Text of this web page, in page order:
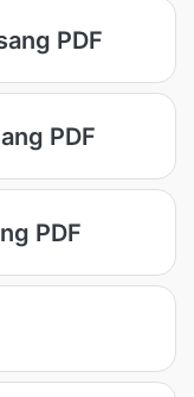
PDF
PDF
PDF